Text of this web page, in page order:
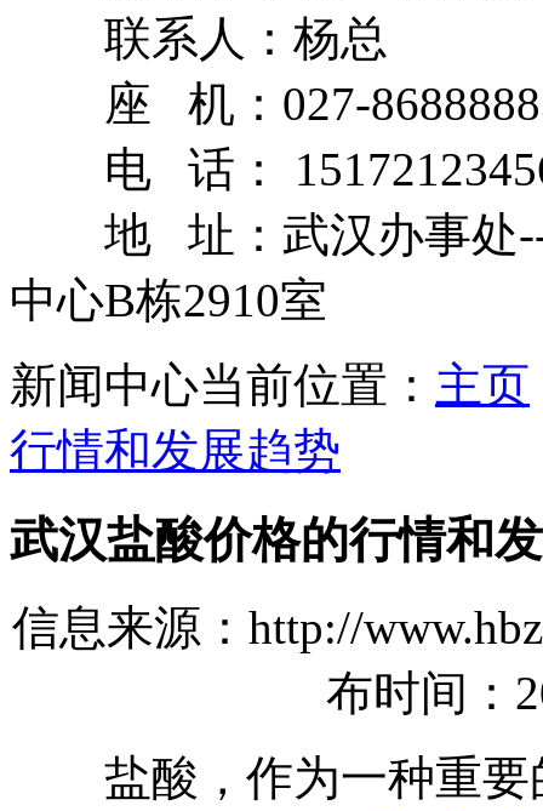
联系人：杨总
座 机：027-
电 话：
地 址：武汉办事处--
中心B栋2910室
新闻中心当前位置： 主页
行情和发展趋势
武汉盐酸价格的行情和
信息来源：http://
布时间：
盐酸，作为一种重要